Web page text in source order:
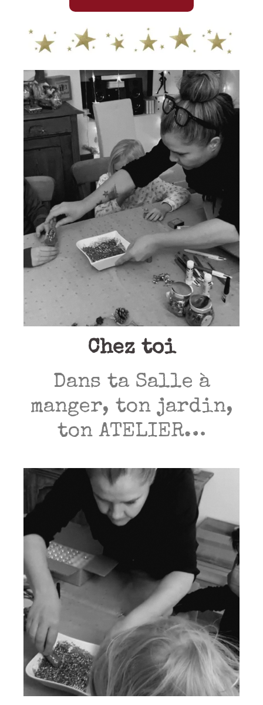
Chez toi
Dans ta Salle à
manger, ton jardin,
ton ATELIER…